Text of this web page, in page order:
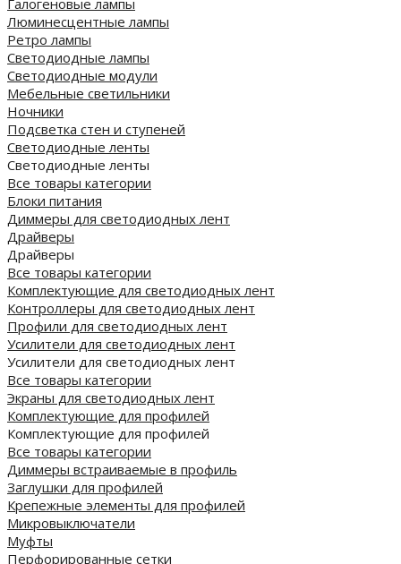
Люминесцентные лампы
Ретро лампы
Светодиодные лампы
Светодиодные модули
Мебельные светильники
Ночники
Подсветка стен и ступеней
Светодиодные ленты
Светодиодные ленты
Все товары категории
Блоки питания
Диммеры для светодиодных лент
Драйверы
Драйверы
Все товары категории
Комплектующие для светодиодных лент
Контроллеры для светодиодных лент
Профили для светодиодных лент
Усилители для светодиодных лент
Усилители для светодиодных лент
Все товары категории
Экраны для светодиодных лент
Комплектующие для профилей
Комплектующие для профилей
Все товары категории
Диммеры встраиваемые в профиль
Заглушки для профилей
Крепежные элементы для профилей
Микровыключатели
Муфты
Перфорированные сетки